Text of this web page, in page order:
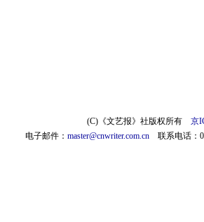
(C)《文艺报》社版权所有 京
电子邮件： master@cnwriter.com.cn 联系电话：